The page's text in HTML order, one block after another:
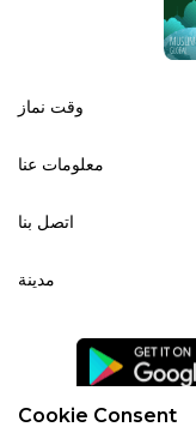
Cookie Consent
وقت نماز
معلومات عنا
اتصل بنا
مدينة